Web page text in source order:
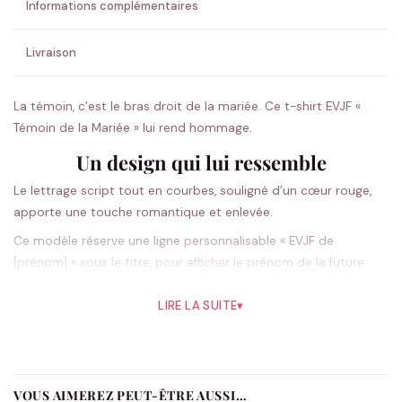
Informations complémentaires
Livraison
La témoin, c’est le bras droit de la mariée. Ce t-shirt EVJF «
Témoin de la Mariée » lui rend hommage.
Un design qui lui ressemble
Le lettrage script tout en courbes, souligné d’un cœur rouge,
apporte une touche romantique et enlevée.
Ce modèle réserve une ligne personnalisable « EVJF de
[prénom] » sous le titre, pour afficher le prénom de la future
Léger et facile à vivre, ce t-shirt EVJF accompagne la journée
LIRE LA SUITE▾
VOUS AIMEREZ PEUT-ÊTRE AUSSI…